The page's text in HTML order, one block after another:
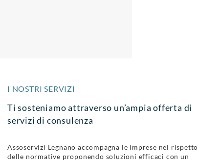
I NOSTRI SERVIZI
Ti sosteniamo attraverso un’ampia offerta di
servizi di consulenza
Assoservizi Legnano accompagna le imprese nel rispetto
delle normative proponendo soluzioni efficaci con un